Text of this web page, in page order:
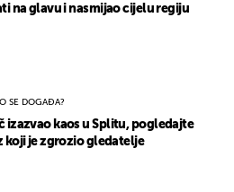
na glavu i nasmijao cijelu regiju
SE DOGAĐA?
izazvao kaos u Splitu, pogledajte
koji je zgrozio gledatelje